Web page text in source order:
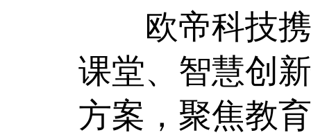
欧帝科技携
课堂、智慧创
方案，聚焦教